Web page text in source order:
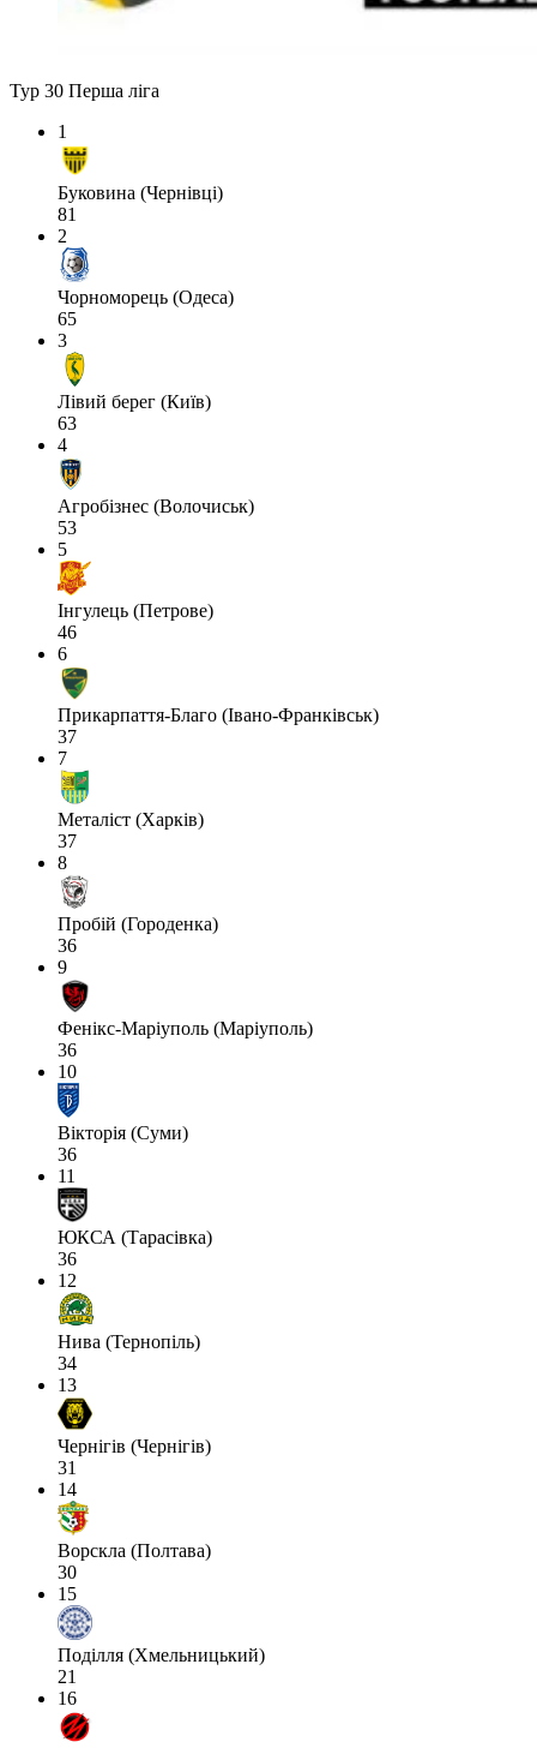
Тур 30 Перша ліга
1
Буковина (Чернівці)
81
2
Чорноморець (Одеса)
65
3
Лівий берег (Київ)
63
4
Агробізнес (Волочиськ)
53
5
Інгулець (Петрове)
46
6
Прикарпаття-Благо (Івано-Франківськ)
37
7
Металіст (Харків)
37
8
Пробій (Городенка)
36
9
Фенікс-Маріуполь (Маріуполь)
36
10
Вікторія (Суми)
36
11
ЮКСА (Тарасівка)
36
12
Нива (Тернопіль)
34
13
Чернігів (Чернігів)
31
14
Ворскла (Полтава)
30
15
Поділля (Хмельницький)
21
16